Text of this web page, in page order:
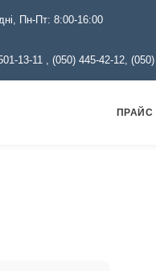
Пн-Пт: 8:00-16:00
13-11 , (050) 445-42-12,
ПРАЙС